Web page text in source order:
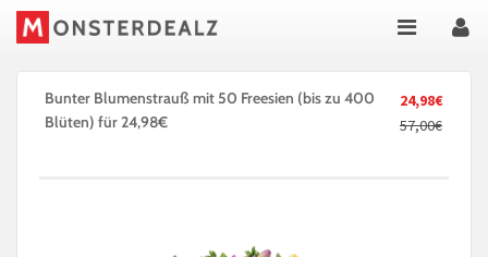
24,98€
57,00€
Bunter Blumenstrauß mit 50 Freesien (bis zu 400
Blüten) für 24,98€